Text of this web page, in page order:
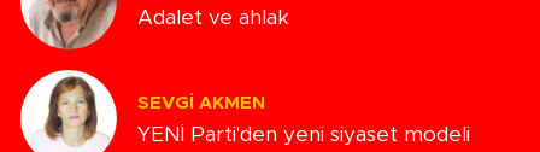
Adalet ve ahlak
SEVGI AKMEN
YENİ Parti'den yeni siyaset modeli